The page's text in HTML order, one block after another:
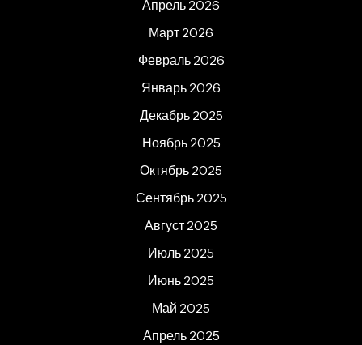
Апрель 2026
Март 2026
Февраль 2026
Январь 2026
Декабрь 2025
Ноябрь 2025
Октябрь 2025
Сентябрь 2025
Август 2025
Июль 2025
Июнь 2025
Май 2025
Апрель 2025